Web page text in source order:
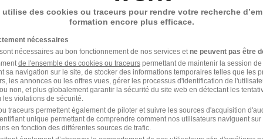
l'expérience utilisateur en exploitant pleinement le
dans trois domaines d'expertise majeures : la Data, le
: 200 experts IT, une durée moyenne d'ancienneté de 5
en 2022, l'appartenance à un groupe reconnu et présent
entreprise bienveillante où votre réussite sera aussi la
utilise des cookies ou traceurs pour rendre votre recherche
formation encore plus efficace.
nécessaires
nécessaires au bon fonctionnement de nos services et ne peuvent pas être
de l'ensemble des cookies ou traceurspermettant de maintenir la session
sa navigation sur le site, de stocker des informations temporaires telles que les
les annonces ou les offres vues, gérer les processus d'identification de
non, et plus globalement garantir la sécurité du site web en détectant les
violations de sécurité.
traceurs permettent également de piloter et suivre les sources d'acquisition
unique permettant de comprendre comment nos utilisateurs naviguent sur
en fonction des différentes sources de trafic.